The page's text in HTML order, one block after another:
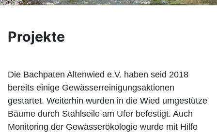
Projekte
Die Bachpaten Altenwied e.V. haben seid 2018
bereits einige Gewässerreinigungsaktionen
gestartet. Weiterhin wurden in die Wied umgestütze
Bäume durch Stahlseile am Ufer befestigt. Auch
Monitoring der Gewässerökologie wurde mit Hilfe